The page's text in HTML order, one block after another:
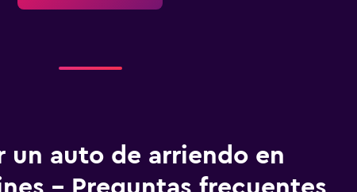
un auto de arriendo en